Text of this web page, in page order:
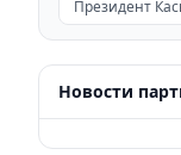
Президент
Новости